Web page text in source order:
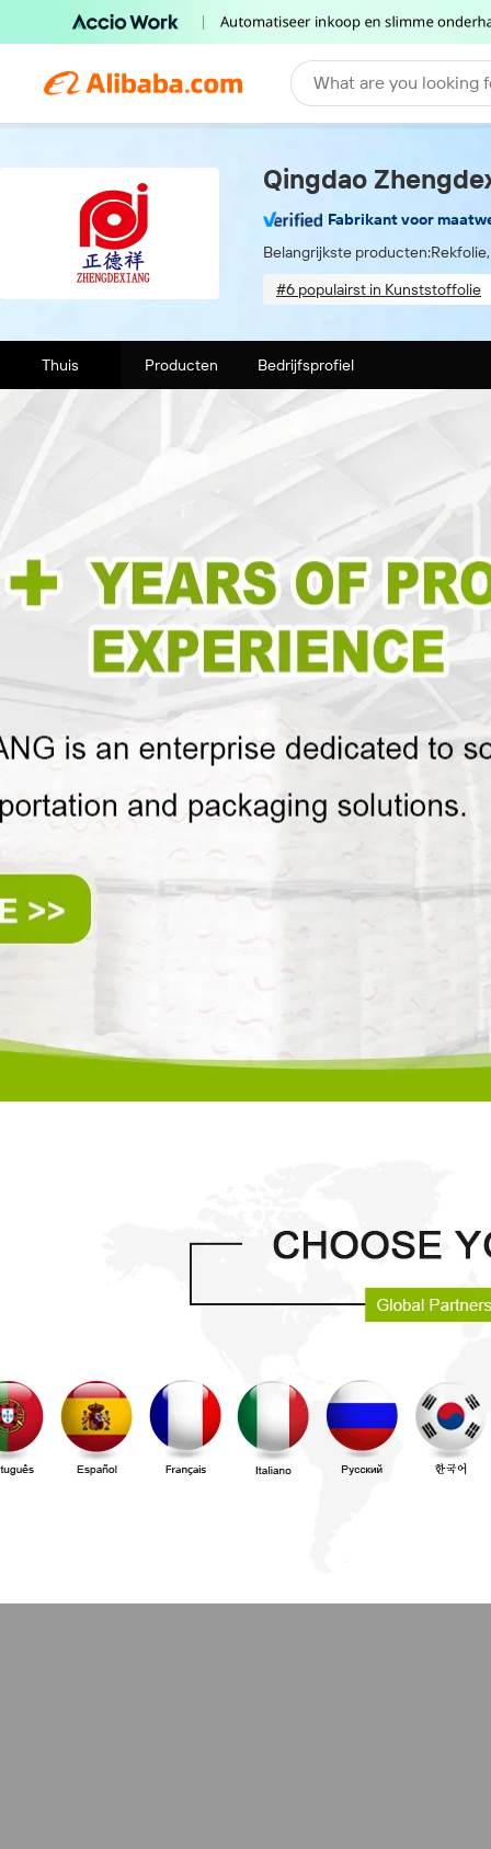
What are you looking
Qingdao
Fabrikant voor
Belangrijkste producten:
#6 populairst in Kunststoffolie
Thuis Producten Bedrijfsprofiel